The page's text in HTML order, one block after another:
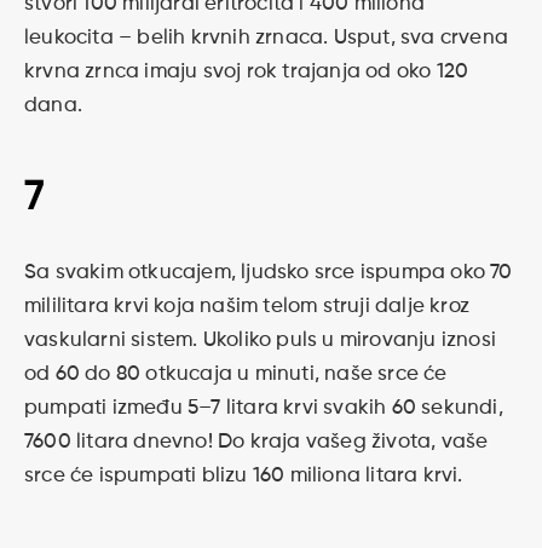
stvori 100 milijardi eritrocita i 400 miliona
leukocita – belih krvnih zrnaca. Usput, sva crvena
krvna zrnca imaju svoj rok trajanja od oko 120
dana.
7
Sa svakim otkucajem, ljudsko srce ispumpa oko 70
mililitara krvi koja našim telom struji dalje kroz
vaskularni sistem. Ukoliko puls u mirovanju iznosi
od 60 do 80 otkucaja u minuti, naše srce će
pumpati između 5–7 litara krvi svakih 60 sekundi,
7600 litara dnevno! Do kraja vašeg života, vaše
srce će ispumpati blizu 160 miliona litara krvi.